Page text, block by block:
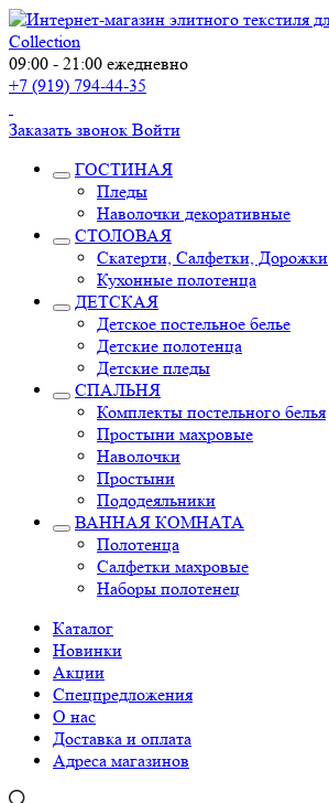
09:00 - 21:00 ежедневно
+7 (919) 794-44-35
Заказать звонок Войти
ГОСТИНАЯ
Пледы
Наволочки декоративные
СТОЛОВАЯ
Скатерти, Салфетки, Дорожки
Кухонные полотенца
ДЕТСКАЯ
Детское постельное белье
Детские полотенца
Детские пледы
СПАЛЬНЯ
Комплекты постельного белья
Простыни махровые
Наволочки
Простыни
Пододеяльники
ВАННАЯ КОМНАТА
Полотенца
Салфетки махровые
Наборы полотенец
Каталог
Новинки
Акции
Спецпредложения
О нас
Доставка и оплата
Адреса магазинов